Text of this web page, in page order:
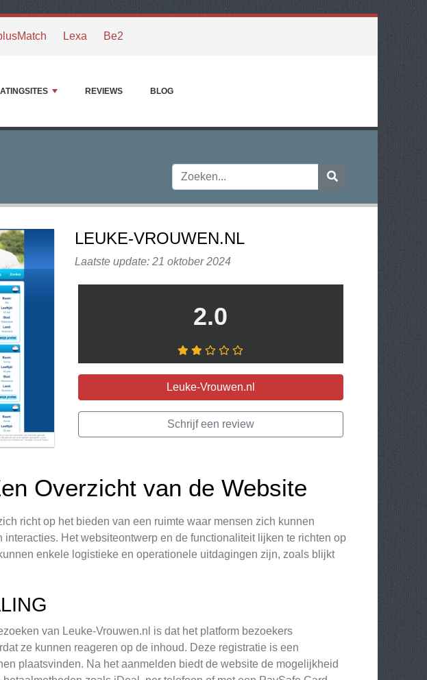
Lexa Be2
REVIEWS BLOG
LEUKE-VROUWEN.NL
Laatste update: 21 oktober 2024
2.0
Leuke-Vrouwen.nl
Schrijf een review
Overzicht van de Website
richt op het bieden van een ruimte waar mensen zich kunnen
Het websiteontwerp en de functionaliteit lijken te richten op
enkele logistieke en operationele uitdagingen zijn, zoals blijkt
van Leuke-Vrouwen.nl is dat het platform bezoekers
ze kunnen reageren op de inhoud. Deze registratie is een
plaatsvinden. Na het aanmelden biedt de website de mogelijkheid